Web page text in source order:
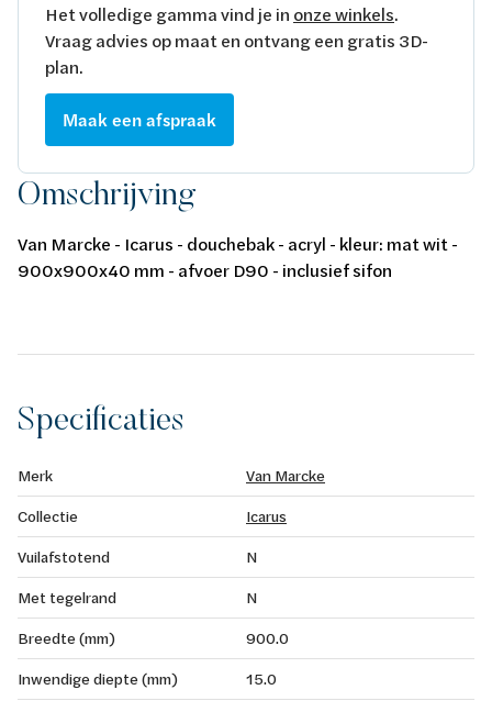
Het volledige gamma vind je in onze winkels.
Vraag advies op maat en ontvang een gratis 3D-
plan.
Maak een afspraak
Omschrijving
Van Marcke - Icarus - douchebak - acryl - kleur: mat wit -
900x900x40 mm - afvoer D90 - inclusief sifon
Specificaties
Merk
Van Marcke
Collectie
Icarus
Vuilafstotend
N
Met tegelrand
N
Breedte (mm)
900.0
Inwendige diepte (mm)
15.0